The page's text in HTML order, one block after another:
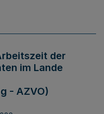
der
im Lande
- AZVO)